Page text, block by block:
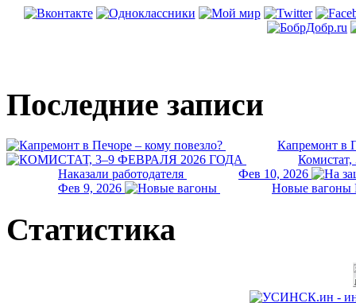
Последние записи
Капремонт в
Комистат,
Наказали работодателя
Фев 10, 2026
Фев 9, 2026
Новые вагоны
Статистика